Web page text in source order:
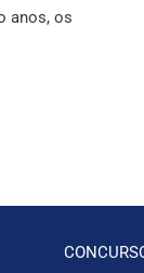
anos, os